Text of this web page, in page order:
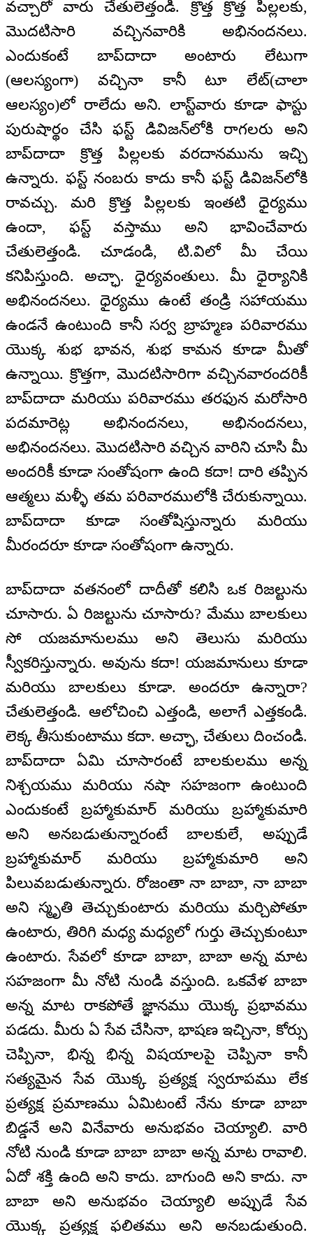
వచ్చారో వారు చేతులెత్తండి. క్రొత్త క్రొత్త పిల్లలకు,
మొదటిసారి వచ్చినవారికి అభినందనలు.
ఎందుకంటే బాప్‌దాదా అంటారు లేటుగా
(ఆలస్యంగా) వచ్చినా కానీ టూ లేట్‌(చాలా
ఆలస్యం)లో రాలేదు అని. లాస్ట్‌వారు కూడా ఫాస్టు
పురుషార్థం చేసి ఫస్ట్‌ డివిజన్‌లోకి రాగలరు అని
బాప్‌దాదా క్రొత్త పిల్లలకు వరదానమును ఇచ్చి
ఉన్నారు. ఫస్ట్‌ నంబరు కాదు కానీ ఫస్ట్‌ డివిజన్‌లోకి
రావచ్చు. మరి క్రొత్త పిల్లలకు ఇంతటి ధైర్యము
ఉందా, ఫస్ట్‌ వస్తాము అని భావించేవారు
చేతులెత్తండి. చూడండి, టి.విలో మీ చేయి
కనిపిస్తుంది. అచ్ఛా. ధైర్యవంతులు. మీ ధైర్యానికి
అభినందనలు. ధైర్యము ఉంటే తండ్రి సహాయము
ఉండనే ఉంటుంది కానీ సర్వ బ్రాహ్మణ పరివారము
యొక్క శుభ భావన, శుభ కామన కూడా మీతో
ఉన్నాయి. క్రొత్తగా, మొదటిసారిగా వచ్చినవారందరికీ
బాప్‌దాదా మరియు పరివారము తరఫున మరోసారి
పదమారెట్ల అభినందనలు, అభినందనలు,
అభినందనలు. మొదటిసారి వచ్చిన వారిని చూసి మీ
అందరికీ కూడా సంతోషంగా ఉంది కదా! దారి తప్పిన
ఆత్మలు మళ్ళీ తమ పరివారములోకి చేరుకున్నాయి.
బాప్‌దాదా కూడా సంతోషిస్తున్నారు మరియు
మీరందరూ కూడా సంతోషంగా ఉన్నారు.
బాప్‌దాదా వతనంలో దాదీతో కలిసి ఒక రిజల్టును
చూసారు. ఏ రిజల్టును చూసారు? మేము బాలకులు
సో యజమానులము అని తెలుసు మరియు
స్వీకరిస్తున్నారు. అవును కదా! యజమానులు కూడా
మరియు బాలకులు కూడా. అందరూ ఉన్నారా?
చేతులెత్తండి. ఆలోచించి ఎత్తండి, అలాగే ఎత్తకండి.
లెక్క తీసుకుంటాము కదా. అచ్ఛా, చేతులు దించండి.
బాప్‌దాదా ఏమి చూసారంటే బాలకులము అన్న
నిశ్చయము మరియు నషా సహజంగా ఉంటుంది
ఎందుకంటే బ్రహ్మాకుమార్‌ మరియు బ్రహ్మాకుమారి
అని అనబడుతున్నారంటే బాలకులే, అప్పుడే
బ్రహ్మాకుమార్‌ మరియు బ్రహ్మాకుమారి అని
పిలువబడుతున్నారు. రోజంతా నా బాబా, నా బాబా
అని స్మృతి తెచ్చుకుంటారు మరియు మర్చిపోతూ
ఉంటారు, తిరిగి మధ్య మధ్యలో గుర్తు తెచ్చుకుంటూ
ఉంటారు. సేవలో కూడా బాబా, బాబా అన్న మాట
సహజంగా మీ నోటి నుండి వస్తుంది. ఒకవేళ బాబా
అన్న మాట రాకపోతే జ్ఞానము యొక్క ప్రభావము
పడదు. మీరు ఏ సేవ చేసినా, భాషణ ఇచ్చినా, కోర్సు
చెప్పినా, భిన్న భిన్న విషయాలపై చెప్పినా కానీ
సత్యమైన సేవ యొక్క ప్రత్యక్ష స్వరూపము లేక
ప్రత్యక్ష ప్రమాణము ఏమిటంటే నేను కూడా బాబా
బిడ్డనే అని వినేవారు అనుభవం చెయ్యాలి. వారి
నోటి నుండి కూడా బాబా బాబా అన్న మాట రావాలి.
ఏదో శక్తి ఉంది అని కాదు. బాగుంది అని కాదు. నా
బాబా అని అనుభవం చెయ్యాలి అప్పుడే సేవ
యొక్క ప్రత్యక్ష ఫలితము అని అనబడుతుంది.